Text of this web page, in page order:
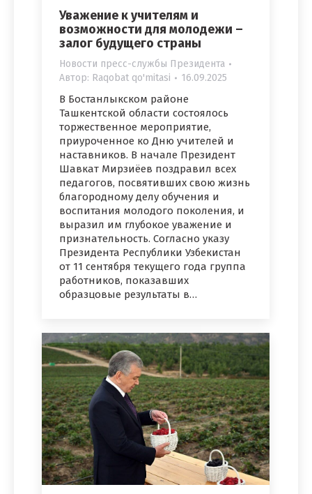
Уважение к учителям и
возможности для молодежи –
залог будущего страны
Новости пресс-службы Президента
Автор: Raqobat qo'mitasi 16.09.2025
В Бостанлыкском районе
Ташкентской области состоялось
торжественное мероприятие,
приуроченное ко Дню учителей и
наставников. В начале Президент
Шавкат Мирзиёев поздравил всех
педагогов, посвятивших свою жизнь
благородному делу обучения и
воспитания молодого поколения, и
выразил им глубокое уважение и
признательность. Согласно указу
Президента Республики Узбекистан
от 11 сентября текущего года группа
работников, показавших
образцовые результаты в…